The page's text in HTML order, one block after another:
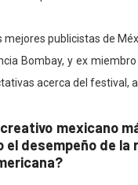
mejores publicistas de
Bombay, y ex
acerca del festival,
mexicano
el desempeño de